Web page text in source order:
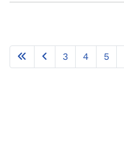
3 4 5